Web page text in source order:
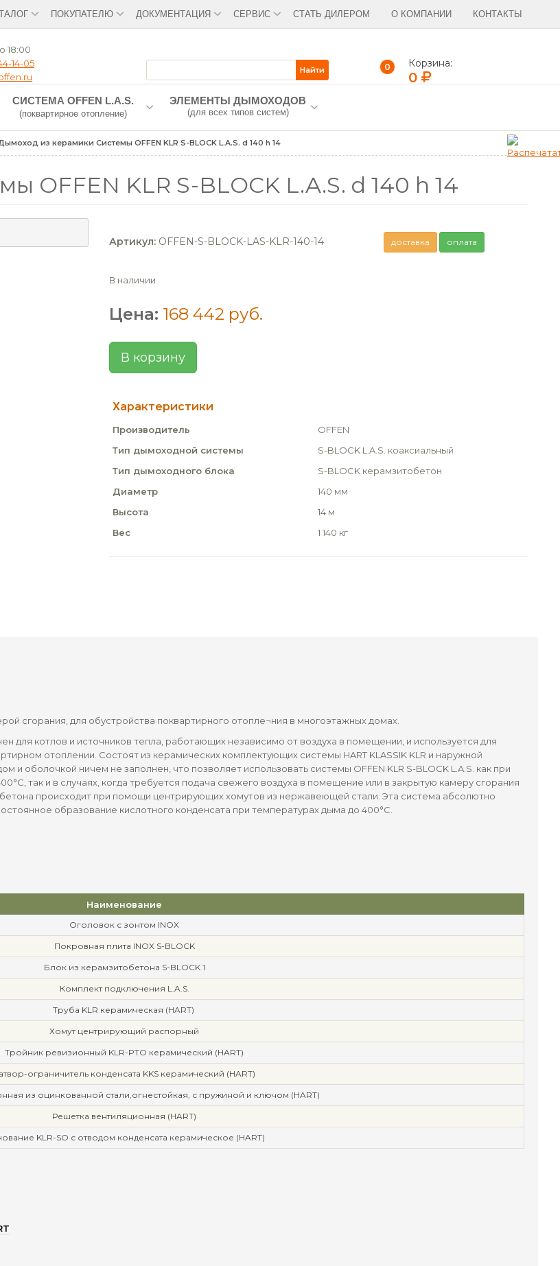
ПОКУПАТЕЛЮ ДОКУМЕНТАЦИЯ СЕРВИС СТАТЬ ДИЛЕРОМ О КОМПАНИИ КОНТАКТЫ
18:00
14-05
0 Корзина:
0
СИСТЕМА OFFEN L.A.S.
(поквартирное отопление)
ЭЛЕМЕНТЫ ДЫМОХОДОВ
(для всех типов систем)
из керамики Системы OFFEN KLR S-BLOCK L.A.S. d 140 h 14
OFFEN KLR S-BLOCK L.A.S. d 140 h 14
Артикул: OFFEN-S-BLOCK-LAS-KLR-140-14 доставка оплата
В наличии
Цена: 168 442 руб.
В корзину
Характеристики
Производитель
OFFEN
Тип дымоходной системы
S-BLOCK L.A.S. коаксиальный
Тип дымоходного блока
S-BLOCK керамзитобетон
Диаметр
140 мм
Высота
14 м
Вес
1 140 кг
сгорания, для обустройства поквартирного отопле¬ния в многоэтажных домах.
для котлов и источников тепла, работающих независимо от воздуха в помещении, и используется для
отоплении. Состоят из керамических комплектующих системы HART KLASSIK KLR и наружной
оболочкой ничем не заполнен, что позволяет использовать системы OFFEN KLR S-BLOCK L.A.S. как при
так и в случаях, когда требуется подача свежего воздуха в помещение или в закрытую камеру сгорания
происходит при помощи центрирующих хомутов из нержавеющей стали. Эта система абсолютно
образование кислотного конденсата при температурах дыма до 400°С.
Наименование
Оголовок с зонтом INOX
Покровная плита INOX S-BLOCK
Блок из керамзитобетона S-BLOCK 1
Комплект подключения L.A.S.
Труба KLR керамическая (HART)
Хомут центрирующий распорный
Тройник ревизионный KLR-PTO керамический (HART)
ограничитель конденсата KKS керамический (HART)
из оцинкованной стали,огнестойкая, с пружиной и ключом (HART)
Решетка вентиляционная (HART)
KLR-SO с отводом конденсата керамическое (HART)